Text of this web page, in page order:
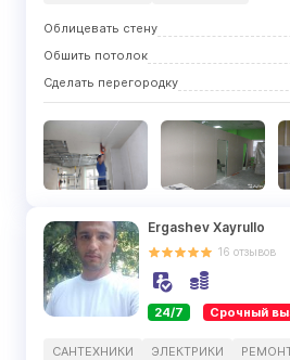
Облицевать стену
Обшить потолок
Сделать перегородку
Ergashev Xayrullo
16 отзывов
24/7 Срочный
САНТЕХНИКИ ЭЛЕКТРИКИ